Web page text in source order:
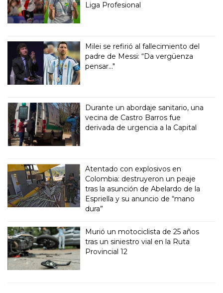
Liga Profesional
Milei se refirió al fallecimiento del
padre de Messi: “Da vergüenza
pensar..."
Durante un abordaje sanitario, una
vecina de Castro Barros fue
derivada de urgencia a la Capital
Atentado con explosivos en
Colombia: destruyeron un peaje
tras la asunción de Abelardo de la
Espriella y su anuncio de “mano
dura”
Murió un motociclista de 25 años
tras un siniestro vial en la Ruta
Provincial 12